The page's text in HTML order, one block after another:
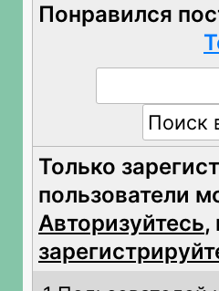
Понравился
Только
пользователи
Авторизуйтесь,